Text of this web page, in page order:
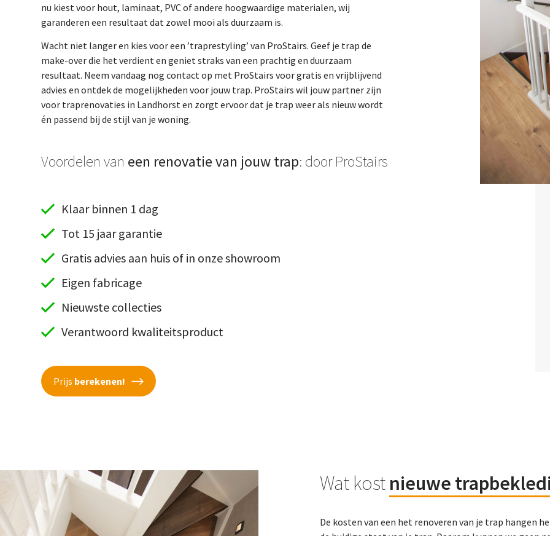
nu kiest voor hout, laminaat, PVC of andere hoogwaardige materialen, wij
garanderen een resultaat dat zowel mooi als duurzaam is.
Wacht niet langer en kies voor een ’traprestyling’ van ProStairs. Geef je trap de
make-over die het verdient en geniet straks van een prachtig en duurzaam
resultaat. Neem vandaag nog contact op met ProStairs voor gratis en vrijblijvend
advies en ontdek de mogelijkheden voor jouw trap. ProStairs wil jouw partner zijn
voor traprenovaties in Landhorst en zorgt ervoor dat je trap weer als nieuw wordt
én passend bij de stijl van je woning.
Voordelen van een renovatie van jouw trap: door ProStairs
Klaar binnen 1 dag
Tot 15 jaar garantie
Gratis advies aan huis of in onze showroom
Eigen fabricage
Nieuwste collecties
Verantwoord kwaliteitsproduct
Prijs berekenen!
Wat kost nieuwe
De kosten van een het renoveren van je trap hangen